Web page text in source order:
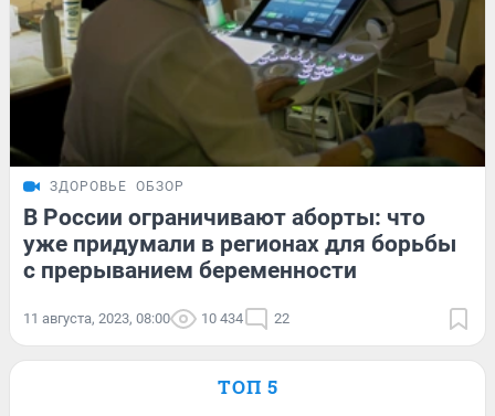
ЗДОРОВЬЕ ОБЗОР
В России ограничивают аборты: что
уже придумали в регионах для борьбы
с прерыванием беременности
11 августа, 2023, 08:00 10 434 22
ТОП 5